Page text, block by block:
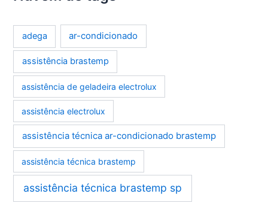
adega ar-condicionado
assistência brastemp
assistência de geladeira electrolux
assistência electrolux
assistência técnica ar-condicionado brastemp
assistência técnica brastemp
assistência técnica brastemp sp